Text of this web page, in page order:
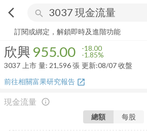
arrow_back_ios search
欣興 955.00 -1.85%
訂閱或綁定，解鎖即時及進階功能
欣興 955.00 -18.00
-1.85%
3037 上市 量: 21,596張 更新:08/07 收盤
前往相關富果研究報告 open_in_new
現金流量 info_outline
總額 每股